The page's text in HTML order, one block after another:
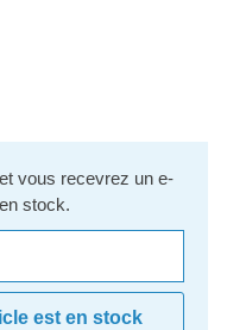
vous recevrez un e-
stock.
est en stock